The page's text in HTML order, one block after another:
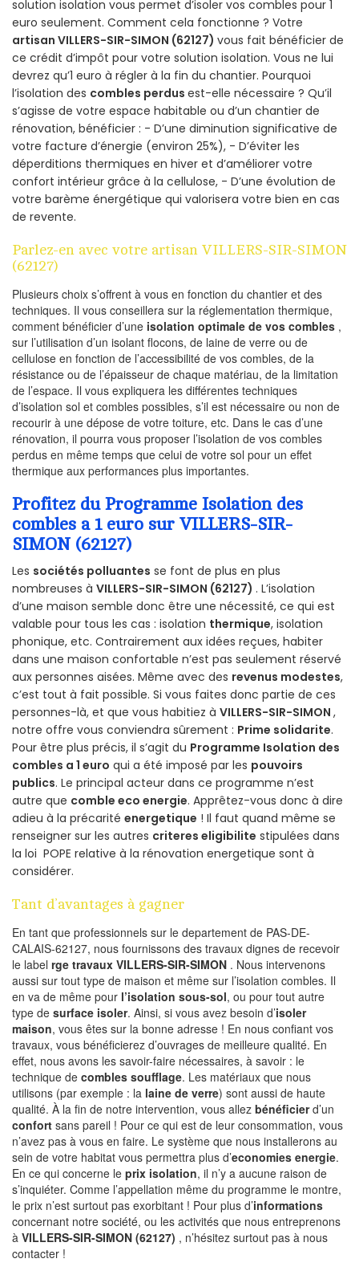
solution isolation vous permet d’isoler vos combles pour 1
euro seulement. Comment cela fonctionne ? Votre
artisan VILLERS-SIR-SIMON (62127) vous fait bénéficier de
ce crédit d’impôt pour votre solution isolation. Vous ne lui
devrez qu’1 euro à régler à la fin du chantier. Pourquoi
l’isolation des combles perdus est-elle nécessaire ? Qu’il
s’agisse de votre espace habitable ou d’un chantier de
rénovation, bénéficier : - D’une diminution significative de
votre facture d’énergie (environ 25%), - D’éviter les
déperditions thermiques en hiver et d’améliorer votre
confort intérieur grâce à la cellulose, - D’une évolution de
votre barème énergétique qui valorisera votre bien en cas
de revente.
Parlez-en avec votre artisan VILLERS-SIR-SIMON
(62127)
Plusieurs choix s’offrent à vous en fonction du chantier et des
techniques. Il vous conseillera sur la réglementation thermique,
comment bénéficier d’une isolation optimale de vos combles ,
sur l’utilisation d’un isolant flocons, de laine de verre ou de
cellulose en fonction de l’accessibilité de vos combles, de la
résistance ou de l’épaisseur de chaque matériau, de la limitation
de l’espace. Il vous expliquera les différentes techniques
d’isolation sol et combles possibles, s’il est nécessaire ou non de
recourir à une dépose de votre toiture, etc. Dans le cas d’une
rénovation, il pourra vous proposer l’isolation de vos combles
perdus en même temps que celui de votre sol pour un effet
thermique aux performances plus importantes.
Profitez du Programme Isolation des
combles a 1 euro sur VILLERS-SIR-
SIMON (62127)
Les sociétés polluantes se font de plus en plus
nombreuses à VILLERS-SIR-SIMON (62127) . L’isolation
d’une maison semble donc être une nécessité, ce qui est
valable pour tous les cas : isolation thermique, isolation
phonique, etc. Contrairement aux idées reçues, habiter
dans une maison confortable n’est pas seulement réservé
aux personnes aisées. Même avec des revenus modestes,
c’est tout à fait possible. Si vous faites donc partie de ces
personnes-là, et que vous habitiez à VILLERS-SIR-SIMON ,
notre offre vous conviendra sûrement : Prime solidarite.
Pour être plus précis, il s’agit du Programme Isolation des
combles a 1 euro qui a été imposé par les pouvoirs
publics. Le principal acteur dans ce programme n’est
autre que comble eco energie. Apprêtez-vous donc à dire
adieu à la précarité energetique ! Il faut quand même se
renseigner sur les autres criteres eligibilite stipulées dans
la loi POPE relative à la rénovation energetique sont à
considérer.
Tant d’avantages à gagner
En tant que professionnels sur le departement de PAS-DE-
CALAIS-62127, nous fournissons des travaux dignes de recevoir
le label rge travaux VILLERS-SIR-SIMON . Nous intervenons
aussi sur tout type de maison et même sur l’isolation combles. Il
en va de même pour l’isolation sous-sol, ou pour tout autre
type de surface isoler. Ainsi, si vous avez besoin d’isoler
maison, vous êtes sur la bonne adresse ! En nous confiant vos
travaux, vous bénéficierez d’ouvrages de meilleure qualité. En
effet, nous avons les savoir-faire nécessaires, à savoir : le
technique de combles soufflage. Les matériaux que nous
utilisons (par exemple : la laine de verre) sont aussi de haute
qualité. À la fin de notre intervention, vous allez bénéficierd’un
confort sans pareil ! Pour ce qui est de leur consommation, vous
n’avez pas à vous en faire. Le système que nous installerons au
sein de votre habitat vous permettra plus d’economies energie.
En ce qui concerne le prix isolation, il n’y a aucune raison de
s’inquiéter. Comme l’appellation même du programme le montre,
le prix n’est surtout pas exorbitant ! Pour plus d’informations
concernant notre société, ou les activités que nous entreprenons
à VILLERS-SIR-SIMON (62127) , n’hésitez surtout pas à nous
contacter !